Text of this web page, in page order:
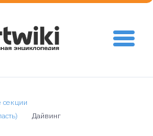
секции
Дайвинг